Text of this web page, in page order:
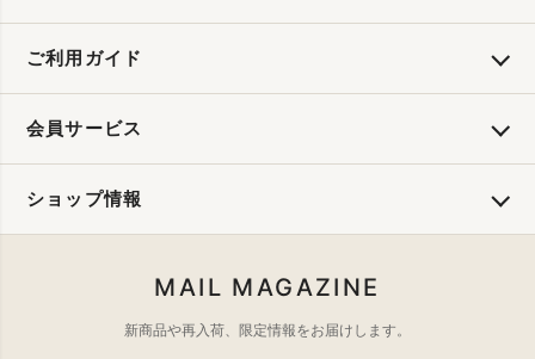
ご利用ガイド
会員サービス
ショップ情報
MAIL MAGAZINE
新商品や再入荷、限定情報をお届けします。